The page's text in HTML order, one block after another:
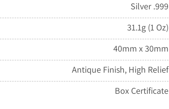
Silver .999
31.1g (1 Oz)
40mm x 30mm
Antique Finish, High Relief
Box Certificate